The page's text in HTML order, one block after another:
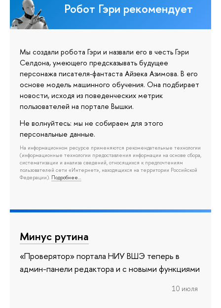
Робот Гэри рекомендует
Мы создали робота Гэри и назвали его в честь Гэри
Селдона, умеющего предсказывать будущее
персонажа писателя-фантаста Айзека Азимова. В его
основе модель машинного обучения. Она подбирает
новости, исходя из поведенческих метрик
пользователей на портале Вышки.
Не волнуйтесь: мы не собираем для этого
персональные данные.
На информационном ресурсе применяются рекомендательные технологии
(информационные технологии предоставления информации на основе сбора,
систематизации и анализа сведений, относящихся к предпочтениям
пользователей сети «Интернет», находящихся на территории Российской
Федерации). Подробнее…
Минус рутина
«Проверятор» портала НИУ ВШЭ теперь в
админ-панели редактора и с новыми функциями
10 июля